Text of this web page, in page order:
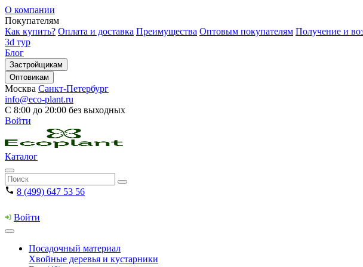
О компании
Покупателям
Как купить? Оплата и доставка Преимущества Оптовым покупателям Получение и
3d тур
Блог
Застройщикам
Оптовикам
Москва Санкт-Петербург
info@eco-plant.ru
С 8:00 до 20:00 без выходных
Войти
Каталог
8 (499) 647 53 56
Войти
Посадочный материал
Хвойные деревья и кустарники